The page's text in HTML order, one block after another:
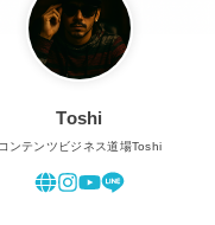
Toshi
コンテンツビジネス道場Toshi